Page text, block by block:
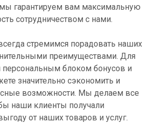
гарантируем вам максимальную
сотрудничеством с нами.
стремимся порадовать наших
преимуществами. Для
блоком бонусов и
значительно сэкономить и
возможности. Мы делаем все
наши клиенты получали
от наших товаров и услуг.